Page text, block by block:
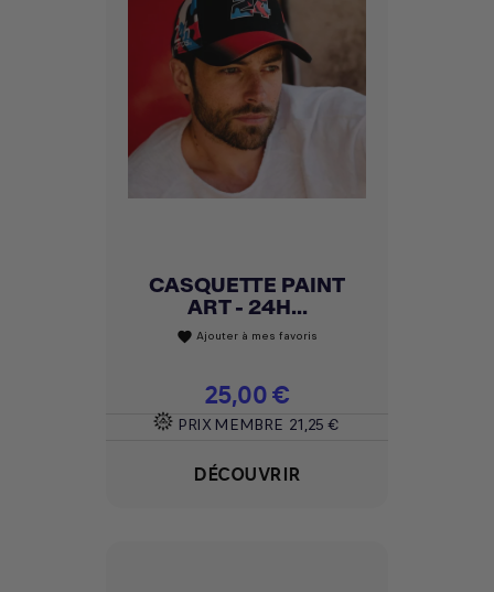
CASQUETTE PAINT
ART - 24H...
favorite Ajouter à mes favoris
Prix
25,00 €
PRIX MEMBRE 21,25 €
DÉCOUVRIR